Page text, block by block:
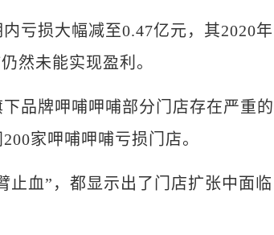
损大幅减至0.47亿元，其2020年
然未能实现盈利。
品牌呷哺呷哺部分门店存在严重的
家呷哺呷哺亏损门店。
血”，都显示出了门店扩张中面临